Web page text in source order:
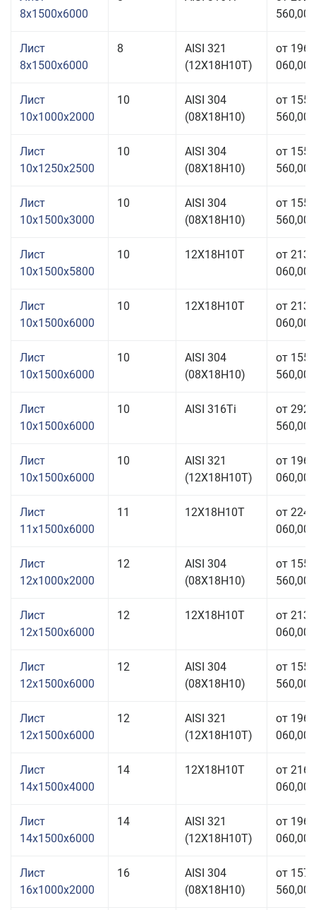
8x1500x6000
560,00
Лист
8x1500x6000
8
AISI 321
(12Х18Н10Т)
от 196
060,00
Лист
10x1000x2000
10
AISI 304
(08Х18Н10)
от 155
560,00
Лист
10x1250x2500
10
AISI 304
(08Х18Н10)
от 155
560,00
Лист
10x1500x3000
10
AISI 304
(08Х18Н10)
от 155
560,00
Лист
10x1500x5800
10 12Х18Н10Т
от 213
060,00
Лист
10x1500x6000
10 12Х18Н10Т
от 213
060,00
Лист
10x1500x6000
10
AISI 304
(08Х18Н10)
от 155
560,00
Лист
10x1500x6000
10 AISI 316Ti
от 292
560,00
Лист
10x1500x6000
10
AISI 321
(12Х18Н10Т)
от 196
060,00
Лист
11x1500x6000
11 12Х18Н10Т
от 224
060,00
Лист
12x1000x2000
12
AISI 304
(08Х18Н10)
от 155
560,00
Лист
12x1500x6000
12 12Х18Н10Т
от 213
060,00
Лист
12x1500x6000
12
AISI 304
(08Х18Н10)
от 155
560,00
Лист
12x1500x6000
12
AISI 321
(12Х18Н10Т)
от 196
060,00
Лист
14x1500x4000
14 12Х18Н10Т
от 216
060,00
Лист
14x1500x6000
14
AISI 321
(12Х18Н10Т)
от 196
060,00
Лист
16x1000x2000
16
AISI 304
(08Х18Н10)
от 157
560,00